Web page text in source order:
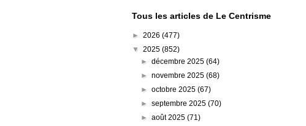
Tous les articles de Le Centrisme
► 2026 (477)
▼ 2025 (852)
►décembre 2025(64)
►novembre 2025(68)
►octobre 2025(67)
►septembre 2025(70)
►août 2025(71)